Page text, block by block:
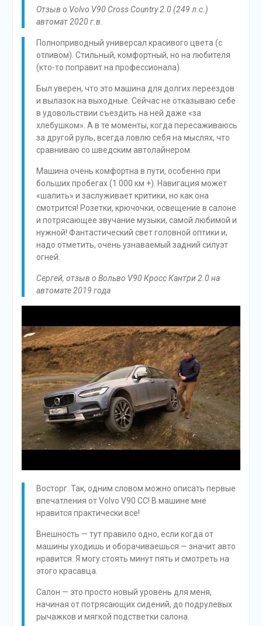
Отзыв о Volvo V90 Cross Country 2.0 (249 л.с.)
автомат 2020 г.в.
Полноприводный универсал красивого цвета (с
отливом). Стильный, комфортный, но на любителя
(кто-то поправит на профессионала).
Был уверен, что это машина для долгих переездов
и вылазок на выходные. Сейчас не отказываю себе
в удовольствии съездить на ней даже «за
хлебушком». А в те моменты, когда пересаживаюсь
за другой руль, всегда ловлю себя на мыслях, что
сравниваю со шведским автолайнером.
Машина очень комфортна в пути, особенно при
больших пробегах (1 000 км +). Навигация может
«шалить» и заслуживает критики, но как она
смотрится! Розетки, крючочки, освещение в салоне
и потрясающее звучание музыки, самой любимой и
нужной! Фантастический свет головной оптики и,
надо отметить, очень узнаваемый задний силуэт
огней.
Сергей, отзыв о Вольво V90 Кросс Кантри 2.0 на
автомате 2019 года
Восторг. Так, одним словом можно описать первые
впечатления от Volvo V90 CC! В машине мне
нравится практически все!
Внешность — тут правило одно, если когда от
машины уходишь и оборачиваешься — значит авто
нравится. Я могу стоять минут пять и смотреть на
этого красавца.
Салон — это просто новый уровень для меня,
начиная от потрясающих сидений, до подрулевых
рычажков и мягкой подстветки салона.